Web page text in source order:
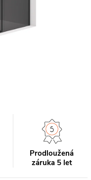
Prodloužená
záruka 5 let